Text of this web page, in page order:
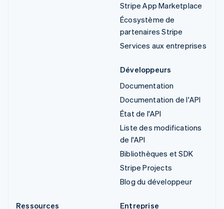
Stripe App Marketplace
Écosystème de
partenaires Stripe
Services aux entreprises
Développeurs
Documentation
Documentation de l'API
État de l'API
Liste des modifications
de l'API
Bibliothèques et SDK
Stripe Projects
Blog du développeur
Ressources
Entreprise